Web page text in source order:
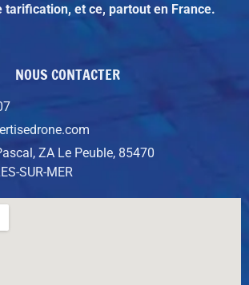
tarification, et ce, partout en France.
NOUS CONTACTER
ZA Le Peuble, 85470
SUR-MER